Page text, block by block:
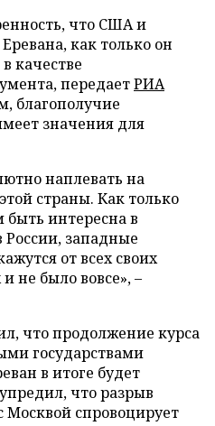
что США и
как только он
качестве
передаетРИА
благополучие
значения для
наплевать на
страны. Как только
интересна в
России, западные
от всех своих
не было вовсе», –
что продолжение курса
государствами
в итоге будет
что разрыв
Москвой спровоцирует